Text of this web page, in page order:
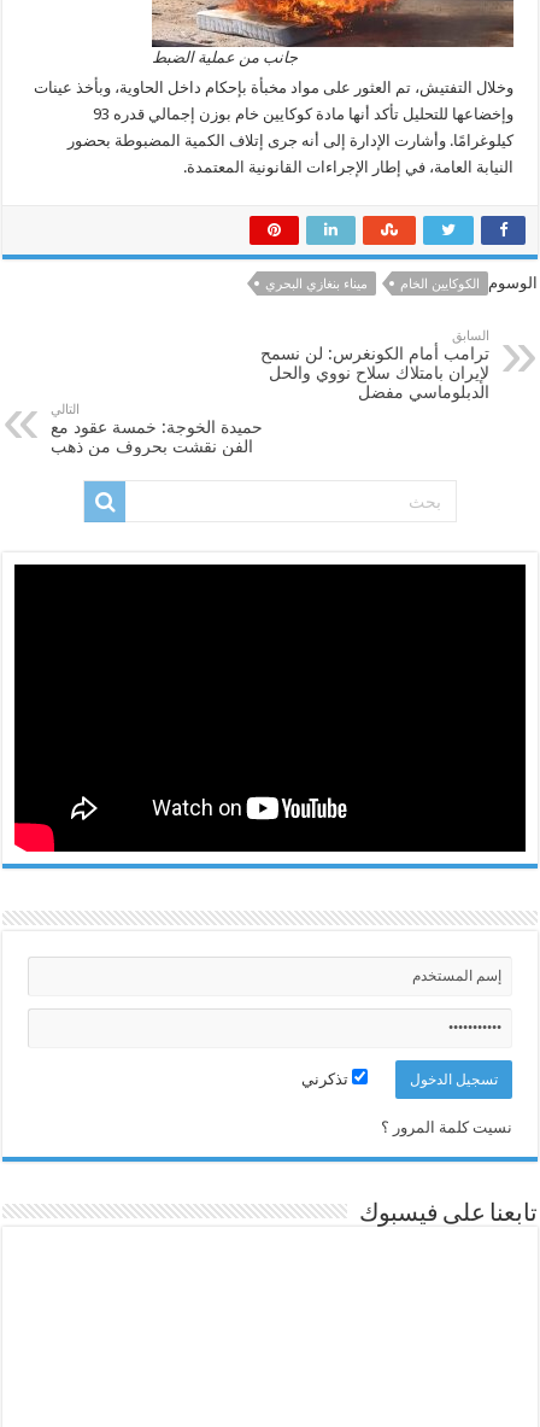
جانب من عملية الضبط
وخلال التفتيش، تم العثور على مواد مخبأة بإحكام داخل الحاوية، وبأخذ عينات
وإخضاعها للتحليل تأكد أنها مادة كوكايين خام بوزن إجمالي قدره 93
كيلوغرامًا. وأشارت الإدارة إلى أنه جرى إتلاف الكمية المضبوطة بحضور
النيابة العامة، في إطار الإجراءات القانونية المعتمدة.
الوسوم الكوكايين الخام ميناء بنغازي البحري
السابق
ترامب أمام الكونغرس: لن نسمح
لإيران بامتلاك سلاح نووي والحل
الدبلوماسي مفضل
التالي
حميدة الخوجة: خمسة عقود مع
الفن نقشت بحروف من ذهب
تذكرني
نسيت كلمة المرور ؟
تابعنا على فيسبوك